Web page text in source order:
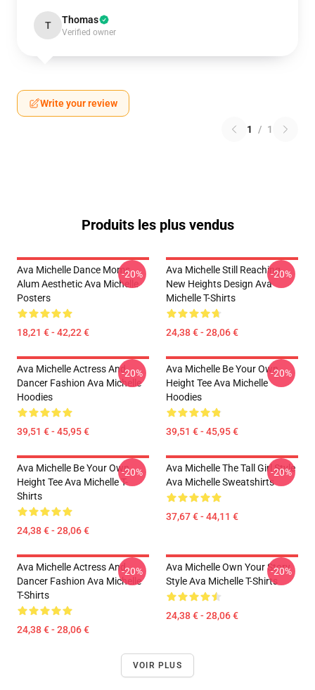
T Thomas
Verified owner
Write your review
1 / 1
Produits les plus vendus
Ava Michelle Dance Moms
Alum Aesthetic Ava Michelle
Posters
18,21 € - 42,22 €
-20%
Ava Michelle Still Reaching
New Heights Design Ava
Michelle T-Shirts
24,38 € - 28,06 €
-20%
Ava Michelle Actress And
Dancer Fashion Ava Michelle
Hoodies
39,51 € - 45,95 €
-20%
Ava Michelle Be Your Own
Height Tee Ava Michelle
Hoodies
39,51 € - 45,95 €
-20%
Ava Michelle Be Your Own
Height Tee Ava Michelle T-
Shirts
24,38 € - 28,06 €
-20%
Ava Michelle The Tall Girl Style
Ava Michelle Sweatshirts
37,67 € - 44,11 €
-20%
Ava Michelle Actress And
Dancer Fashion Ava Michelle
T-Shirts
24,38 € - 28,06 €
-20%
Ava Michelle Own Your Story
Style Ava Michelle T-Shirts
24,38 € - 28,06 €
-20%
VOIR PLUS